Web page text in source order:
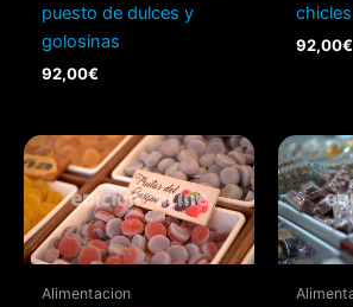
puesto de dulces y
golosinas
92,00€
92,00€
Alimentacion